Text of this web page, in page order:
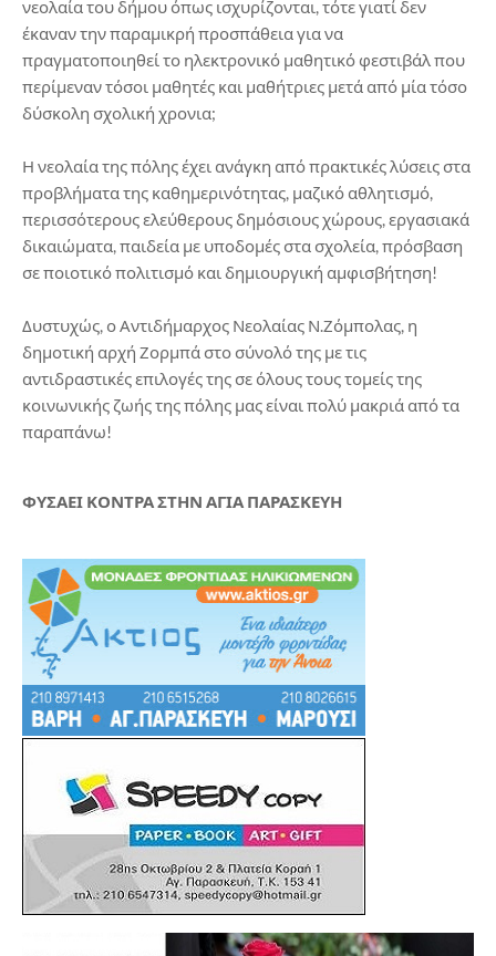
νεολαία του δήμου όπως ισχυρίζονται, τότε γιατί δεν
έκαναν την παραμικρή προσπάθεια για να
πραγματοποιηθεί το ηλεκτρονικό μαθητικό φεστιβάλ που
περίμεναν τόσοι μαθητές και μαθήτριες μετά από μία τόσο
δύσκολη σχολική χρονια;
Η νεολαία της πόλης έχει ανάγκη από πρακτικές λύσεις στα
προβλήματα της καθημερινότητας, μαζικό αθλητισμό,
περισσότερους ελεύθερους δημόσιους χώρους, εργασιακά
δικαιώματα, παιδεία με υποδομές στα σχολεία, πρόσβαση
σε ποιοτικό πολιτισμό και δημιουργική αμφισβήτηση!
Δυστυχώς, ο Αντιδήμαρχος Νεολαίας Ν.Ζόμπολας, η
δημοτική αρχή Ζορμπά στο σύνολό της με τις
αντιδραστικές επιλογές της σε όλους τους τομείς της
κοινωνικής ζωής της πόλης μας είναι πολύ μακριά από τα
παραπάνω!
ΦΥΣΑΕΙ ΚΟΝΤΡΑ ΣΤΗΝ ΑΓΙΑ ΠΑΡΑΣΚΕΥΗ